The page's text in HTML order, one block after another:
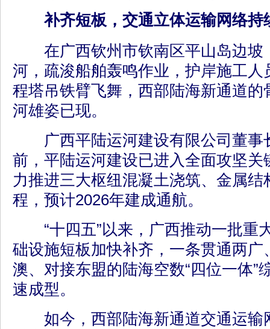
补齐短板，交通立体运输网络持
在广西钦州市钦南区平山岛边坡
河，疏浚船舶轰鸣作业，护岸施工人
程塔吊铁臂飞舞，西部陆海新通道
河雄姿已现。
广西平陆运河建设有限公司董事
前，平陆运河建设已进入全面攻坚关
力推进三大枢纽混凝土浇筑、金属
程，预计2026年建成通航。
“十四五”以来，广西推动一批重
础设施短板加快补齐，一条贯通两广
澳、对接东盟的陆海空数“四位一体”
速成型。
如今，西部陆海新通道交通运输